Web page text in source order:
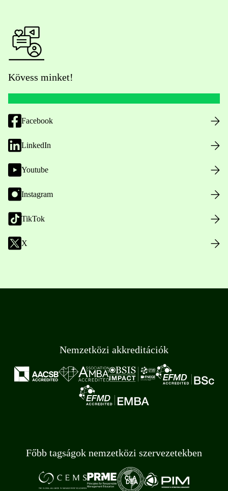
Kövess minket!
Facebook
LinkedIn
Youtube
Instagram
TikTok
X
Nemzetközi akkreditációk
Főbb tagságok nemzetközi szervezetekben